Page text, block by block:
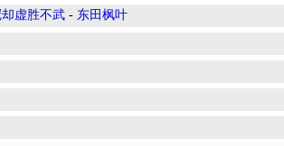
虚胜不武 - 东田枫叶